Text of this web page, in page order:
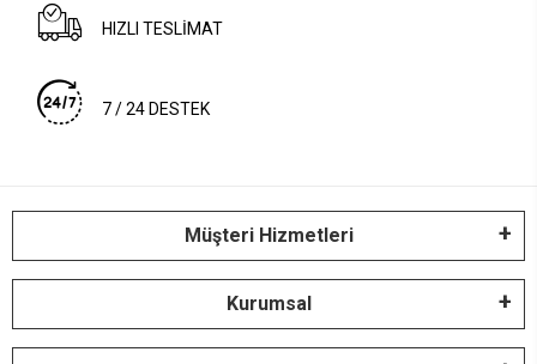
HIZLI TESLİMAT
7 / 24 DESTEK
Müşteri Hizmetleri
Kurumsal